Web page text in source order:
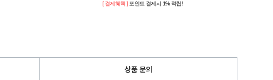
[ 결제혜택 ] 포인트 결제시 1% 적립!
상품 문의